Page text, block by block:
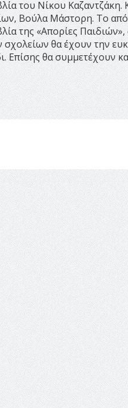
του Νίκου Καζαντζάκη.
Βούλα Μάστορη. Το
της «Απορίες
θα έχουν την
Επίσης θα συμμετέχουν